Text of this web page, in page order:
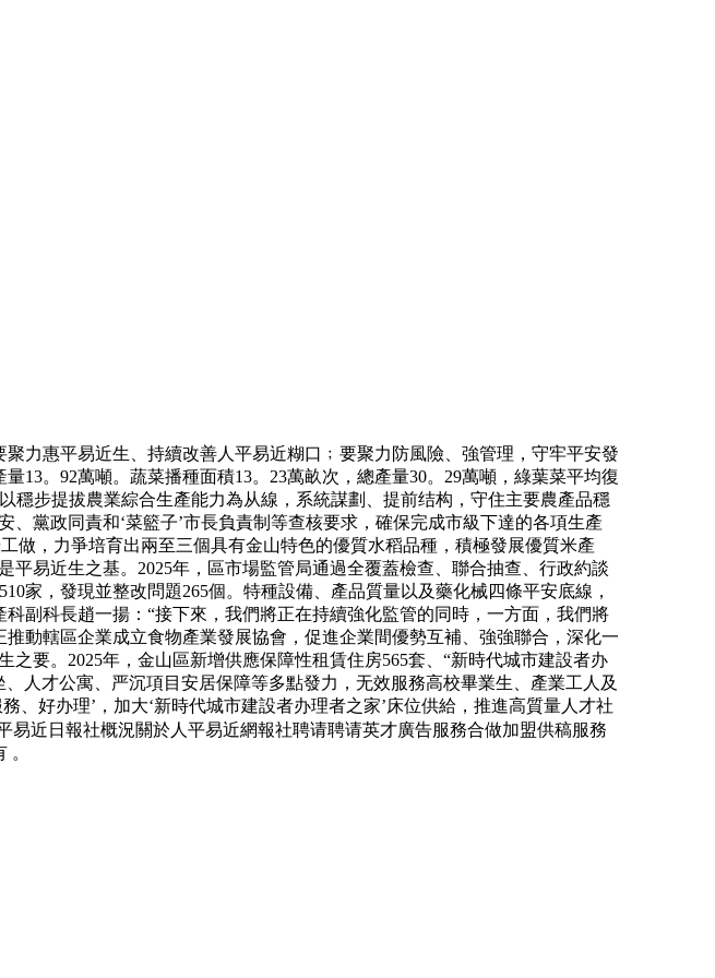
惠平易近生、持續改善人平易近糊口﹔要聚力防風險、強管理，守牢平安發
13。92萬噸。蔬菜播種面積13。23萬畝次，總產量30。29萬噸，綠葉菜平均復
穩步提拔農業綜合生產能力為从線，系統謀劃、提前结构，守住主要農產品穩
黨政同責和‘菜籃子’市長負責制等查核要求，確保完成市級下達的各項生產
做，力爭培育出兩至三個具有金山特色的優質水稻品種，積極發展優質米產
易近生之基。2025年，區市場監管局通過全覆蓋檢查、聯合抽查、行政約談
家，發現並整改問題265個。特種設備、產品質量以及藥化械四條平安底線，
副科長趙一揚：“接下來，我們將正在持續強化監管的同時，一方面，我們將
動轄區企業成立食物產業發展協會，促進企業間優勢互補、強強聯合，深化一
要。2025年，金山區新增供應保障性租賃住房565套、“新時代城市建設者办
人才公寓、严沉項目安居保障等多點發力，无效服務高校畢業生、產業工人及
、好办理’，加大‘新時代城市建設者办理者之家’床位供給，推進高質量人才社
易近日報社概況關於人平易近網報社聘请聘请英才廣告服務合做加盟供稿服務
。